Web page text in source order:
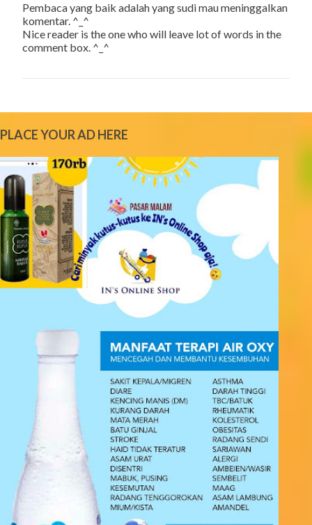
P
o
s
t
C
e
n
t
Pembaca yang baik adalah yang sudi mau meninggalkan
komentar. ^_^
Nice reader is the one who will leave lot of words in the
comment box. ^_^
PLACE YOUR AD HERE